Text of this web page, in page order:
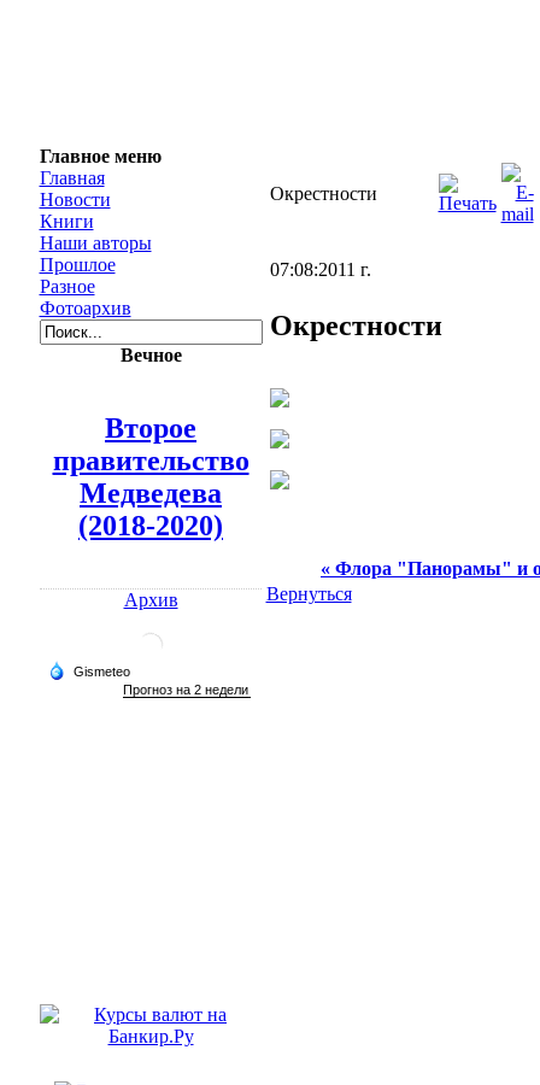
Главное меню
Главная
Новости
Книги
Наши авторы
Прошлое
Разное
Фотоархив
Вечное
Второе
правительство
Медведева
(2018-2020)
Архив
Окрестности
07:08:2011 г.
Окрестности
« Флора "Панорамы" и
Вернуться